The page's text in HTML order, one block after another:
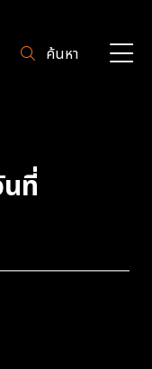
ค้นหา
ที่